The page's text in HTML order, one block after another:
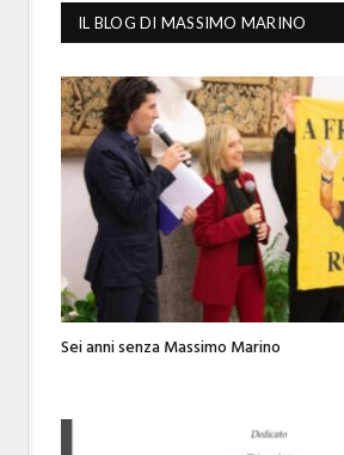
IL BLOG DI MASSIMO MARINO
Sei anni senza Massimo Marino